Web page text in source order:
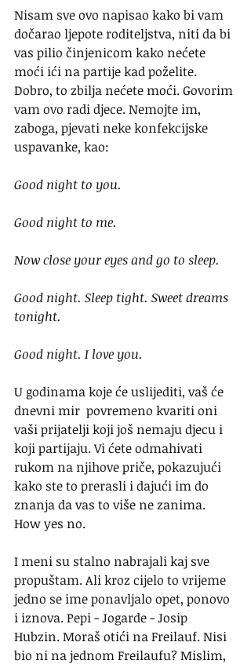
Nisam sve ovo napisao kako bi vam
dočarao ljepote roditeljstva, niti da bi
vas pilio činjenicom kako nećete
moći ići na partije kad poželite.
Dobro, to zbilja nećete moći. Govorim
vam ovo radi djece. Nemojte im,
zaboga, pjevati neke konfekcijske
uspavanke, kao:
Good night to you.
Good night to me.
Now close your eyes and go to sleep.
Good night. Sleep tight. Sweet dreams
tonight.
Good night. I love you.
U godinama koje će uslijediti, vaš će
dnevni mir  povremeno kvariti oni
vaši prijatelji koji još nemaju djecu i
koji partijaju. Vi ćete odmahivati
rukom na njihove priče, pokazujući
kako ste to prerasli i dajući im do
znanja da vas to više ne zanima.
How yes no.
I meni su stalno nabrajali kaj sve
propuštam. Ali kroz cijelo to vrijeme
jedno se ime ponavljalo opet, ponovo
i iznova. Pepi - Jogarde - Josip
Hubzin. Moraš otići na Freilauf. Nisi
bio ni na jednom Freilaufu? Mislim,